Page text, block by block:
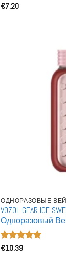
Оценка
€7.20
ОДНОРАЗОВЫЕ
VOZOL GEAR ICE
Одноразовый
склад
Оценка
€10.39